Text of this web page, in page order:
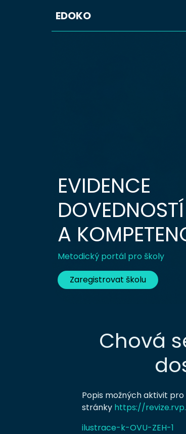
EVIDENCE
DOVEDNOSTÍ
A
Metodický portál pro školy
Zaregistrovat školu
EDOKO
Chová
Popis možných aktivit
stránky https://
ilustrace-k-OVU-ZEH-1